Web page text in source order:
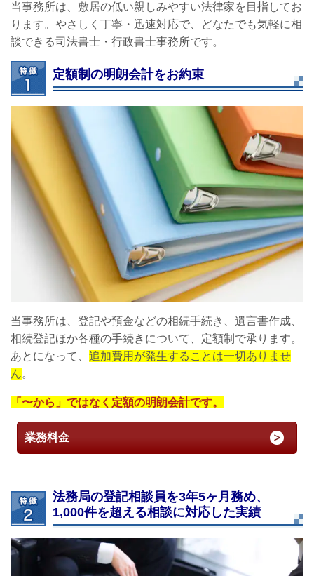
当事務所は、敷居の低い親しみやすい法律家を目指してお
ります。やさしく丁寧・迅速対応で、どなたでも気軽に相
談できる司法書士・行政書士事務所です。
定額制の明朗会計をお約束
当事務所は、登記や預金などの相続手続き、遺言書作成、
相続登記ほか各種の手続きについて、定額制で承ります。
あとになって、 追加費用が発生することは一切ありませ
ん。
「〜から」ではなく定額の明朗会計です。
業務料金
法務局の登記相談員を3年5ヶ月務め、
1,000件を超える相談に対応した実績